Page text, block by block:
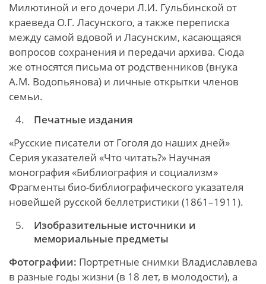
Милютиной и его дочери Л.И. Гульбинской от
краеведа О.Г. Ласунского, а также переписка
между самой вдовой и Ласунским, касающаяся
вопросов сохранения и передачи архива. Сюда
же относятся письма от родственников (внука
А.М. Водопьянова) и личные открытки членов
семьи.
Печатные издания
«Русские писатели от Гоголя до наших дней»
Серия указателей «Что читать?» Научная
монография «Библиография и социализм»
Фрагменты био-библиографического указателя
новейшей русской беллетристики (1861–1911).
Изобразительные источники и
мемориальные предметы
Фотографии: Портретные снимки Владиславлева
в разные годы жизни (в 18 лет, в молодости), а